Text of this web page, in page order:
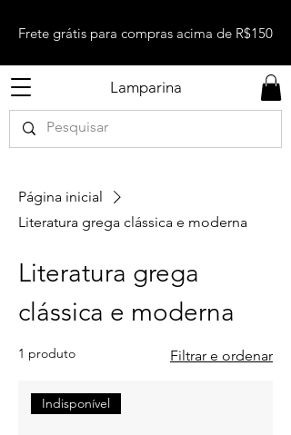
Lamparina
Frete grátis para compras acima de R$150
Página inicial
Literatura grega clássica e moderna
Literatura grega
clássica e moderna
1 produto Filtrar e ordenar
Indisponível